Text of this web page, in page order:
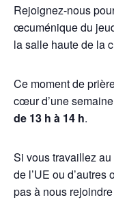
Rejoignez-nous
œcuménique du
la salle haute de la
Ce moment de
cœur d’une
de 13 h à 14 h.
Si vous travaillez
de l’UE ou
pas à nous